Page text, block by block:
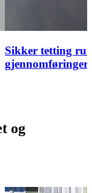
Sikker tetting
gjennomføringer
og